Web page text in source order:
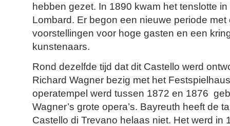
hebben gezet. In 1890 kwam het tenslotte
Lombard. Er begon een nieuwe periode met
voorstellingen voor hoge gasten en een
kunstenaars.
Rond dezelfde tijd dat dit Castello werd
Richard Wagner bezig met het
operatempel werd tussen 1872 en 1876
Wagner’s grote opera’s. Bayreuth heeft de
Castello di Trevano helaas niet. Het werd in